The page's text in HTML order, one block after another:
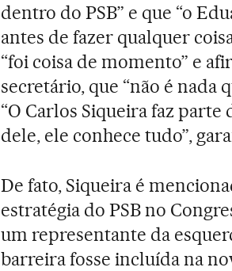
dentro do PSB” e que “o
antes de fazer qualquer
“foi coisa de momento” e
secretário, que “não é nada
“O Carlos Siqueira faz
dele, ele conhece tudo”,
De fato, Siqueira é
estratégia do PSB no
um representante da
barreira fosse incluída na